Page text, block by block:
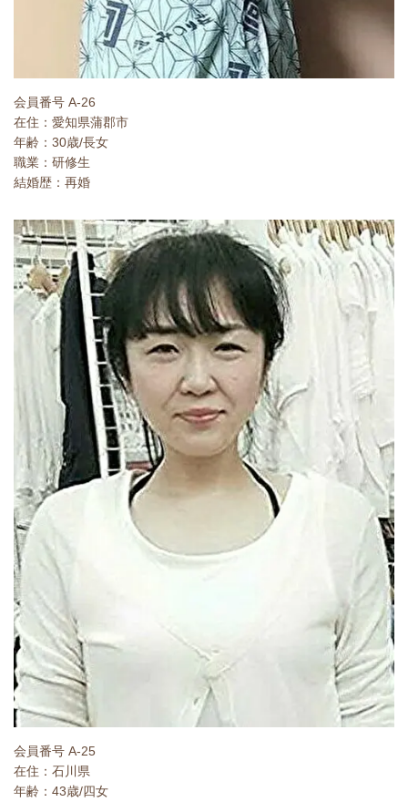
会員番号 A-26
在住：愛知県蒲郡市
年齢：30歳/長女
職業：研修生
結婚歴：再婚
会員番号 A-25
在住：石川県
年齢：43歳/四女